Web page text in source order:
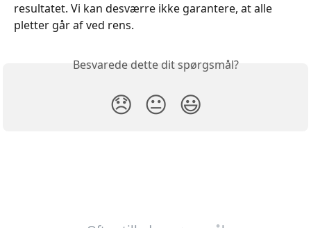
resultatet. Vi kan desværre ikke garantere, at alle
pletter går af ved rens.
Besvarede dette dit spørgsmål?
😞 😐 😃